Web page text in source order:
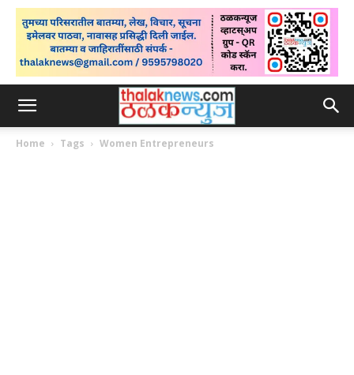
Home Tags Women Entrepreneurs